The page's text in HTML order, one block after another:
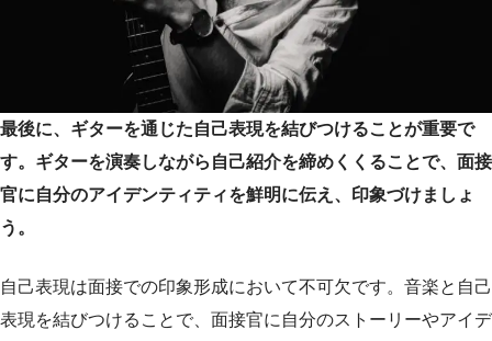
最後に、ギターを通じた自己表現を結びつけることが重要で
す。ギターを演奏しながら自己紹介を締めくくることで、面接
官に自分のアイデンティティを鮮明に伝え、印象づけましょ
う。
自己表現は面接での印象形成において不可欠です。音楽と自己
表現を結びつけることで、面接官に自分のストーリーやアイデ